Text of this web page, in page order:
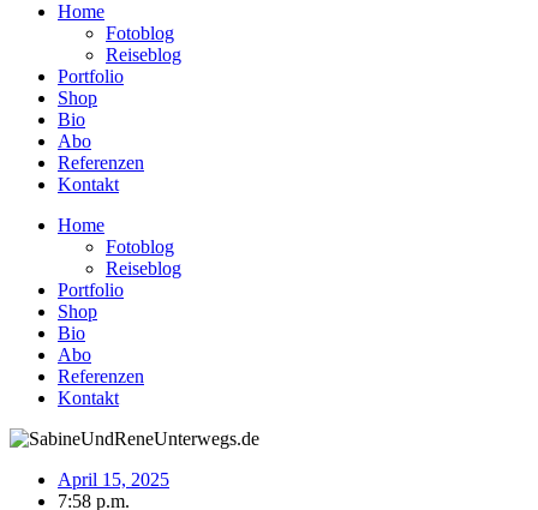
Home
Fotoblog
Reiseblog
Portfolio
Shop
Bio
Abo
Referenzen
Kontakt
Home
Fotoblog
Reiseblog
Portfolio
Shop
Bio
Abo
Referenzen
Kontakt
April 15, 2025
7:58 p.m.